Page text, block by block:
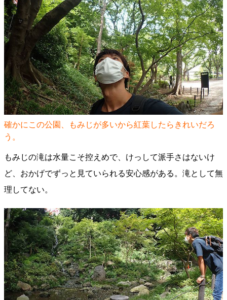
確かにこの公園、もみじが多いから紅葉したらきれいだろ
う。
もみじの滝は水量こそ控えめで、けっして派手さはないけ
ど、おかげでずっと見ていられる安心感がある。滝として無
理してない。